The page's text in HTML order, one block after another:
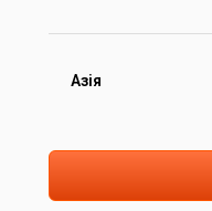
Азія